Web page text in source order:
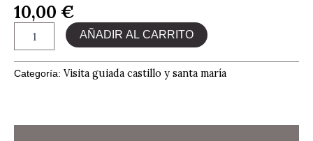
10,00 €
AÑADIR AL CARRITO
Categoría: Visita guiada castillo y santa maría